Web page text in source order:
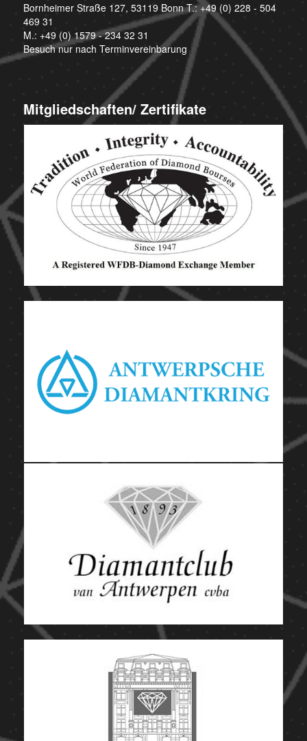
Bornheimer Straße 127, 53119 Bonn T.:+49 (0) 228 - 504
469 31
M.: +49 (0) 1579 - 234 32 31
Besuch nur nach Terminvereinbarung
Mitgliedschaften/ Zertifikate